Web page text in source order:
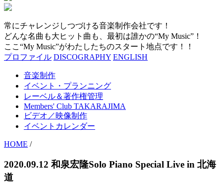
常にチャレンジしつづける音楽制作会社です！
どんな名曲も大ヒット曲も、最初は誰かの“My Music”！
ここ“My Music”がわたしたちのスタート地点です！！
プロファイル DISCOGRAPHY ENGLISH
音楽制作
イベント・プランニング
レーベル＆著作権管理
Members' Club TAKARAJIMA
ビデオ／映像制作
イベントカレンダー
HOME /
2020.09.12 和泉宏隆Solo Piano Special Live in 北海
道